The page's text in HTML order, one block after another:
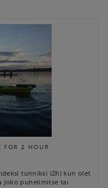
FOR 2 HOUR
tunniksi (2h) kun olet
joko puhelimitse tai